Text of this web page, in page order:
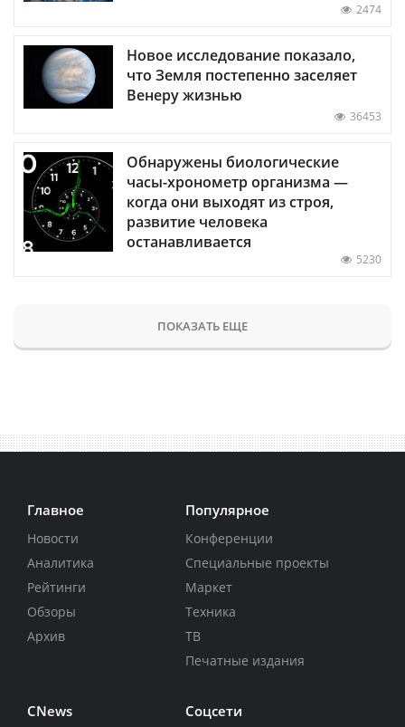
2474
Новое исследование показало,
что Земля постепенно заселяет
Венеру жизнью
36453
Обнаружены биологические
часы-хронометр организма —
когда они выходят из строя,
развитие человека
останавливается
5230
ПОКАЗАТЬ ЕЩЕ
Главное
Новости
Аналитика
Рейтинги
Обзоры
Архив
Популярное
Конференции
Специальные проекты
Маркет
Техника
ТВ
Печатные издания
CNews Соцсети